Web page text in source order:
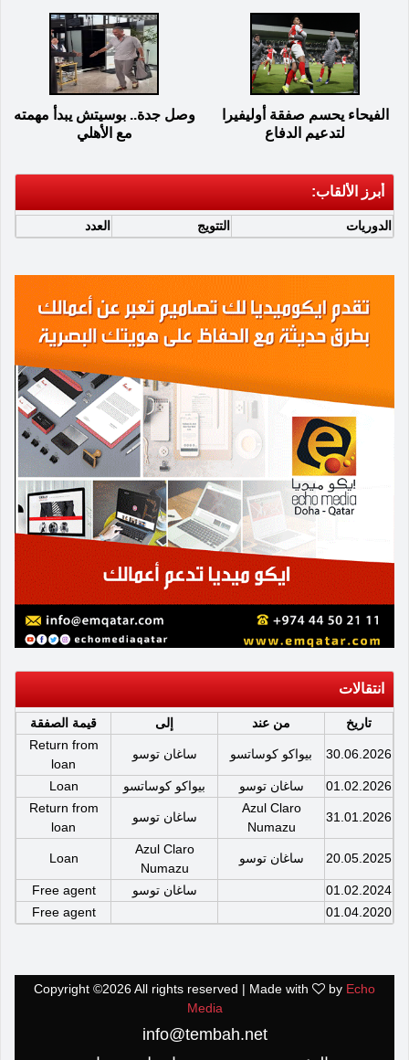
الفيحاء يحسم صفقة أوليفيرا
لتدعيم الدفاع
وصل جدة.. بوسيتش يبدأ مهمته
مع الأهلي
أبرز الألقاب:
الدوريات التتويج العدد
انتقالات
تاريخ من عند إلى قيمة الصفقة
30.06.2026 بيواكو كوساتسو ساغان توسو
Return from
loan
01.02.2026
ساغان توسو بيواكو كوساتسو Loan
31.01.2026
Azul Claro
Numazu
ساغان توسو
Return from
loan
20.05.2025 ساغان توسو
Azul Claro
Numazu
Loan
01.02.2024 ساغان توسو
Free agent
01.04.2020
Free agent
Copyright ©2026 All rights reserved | Made with by Echo
Media
info@tembah.net